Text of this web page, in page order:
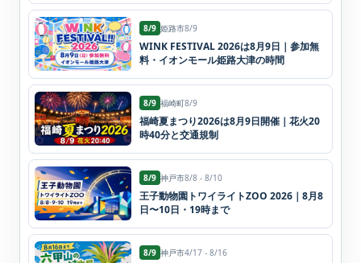
8/9 姫路市8/9
WINK FESTIVAL 2026は8月9日｜参加無
料・イオンモール姫路大津の時間
8/9 福崎町8/9
福崎夏まつり2026は8月9日開催｜花火20
時40分と交通規制
8/9 神戸市8/8 - 8/10
王子動物園トワイライトZOO 2026｜8月8
日〜10日・19時まで
8/9 神戸市4/17 - 8/16